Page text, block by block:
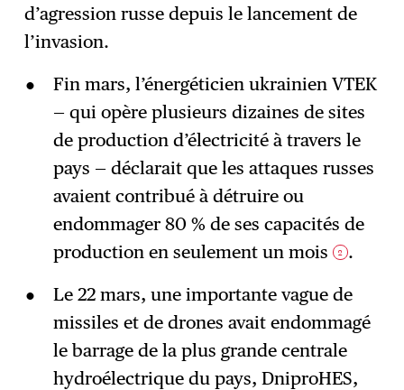
d’agression russe depuis le lancement de
l’invasion.
Fin mars, l’énergéticien ukrainien VTEK
— qui opère plusieurs dizaines de sites
de production d’électricité à travers le
pays — déclarait que les attaques russes
avaient contribué à détruire ou
endommager 80 % de ses capacités de
production en seulement un mois
2 .
Le 22 mars, une importante vague de
missiles et de drones avait endommagé
le barrage de la plus grande centrale
hydroélectrique du pays, DniproHES,